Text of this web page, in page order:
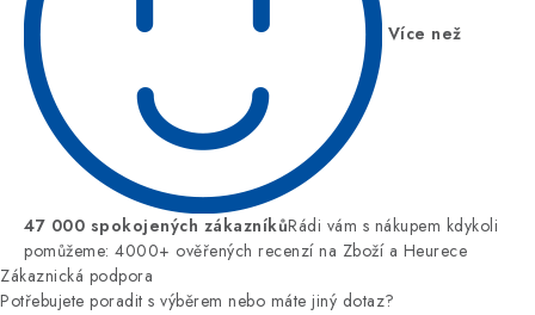
Více než
47 000 spokojených zákazníkůRádi vám s nákupem kdykoli
pomůžeme: 4000+ ověřených recenzí na Zboží a Heurece
Zákaznická podpora
Potřebujete poradit s výběrem nebo máte jiný dotaz?